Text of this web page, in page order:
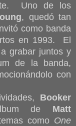
Uno de los
, quedó tan
como banda
en 1993. El
grabar juntos y
de la banda,
con
Booker
de Matt
como One